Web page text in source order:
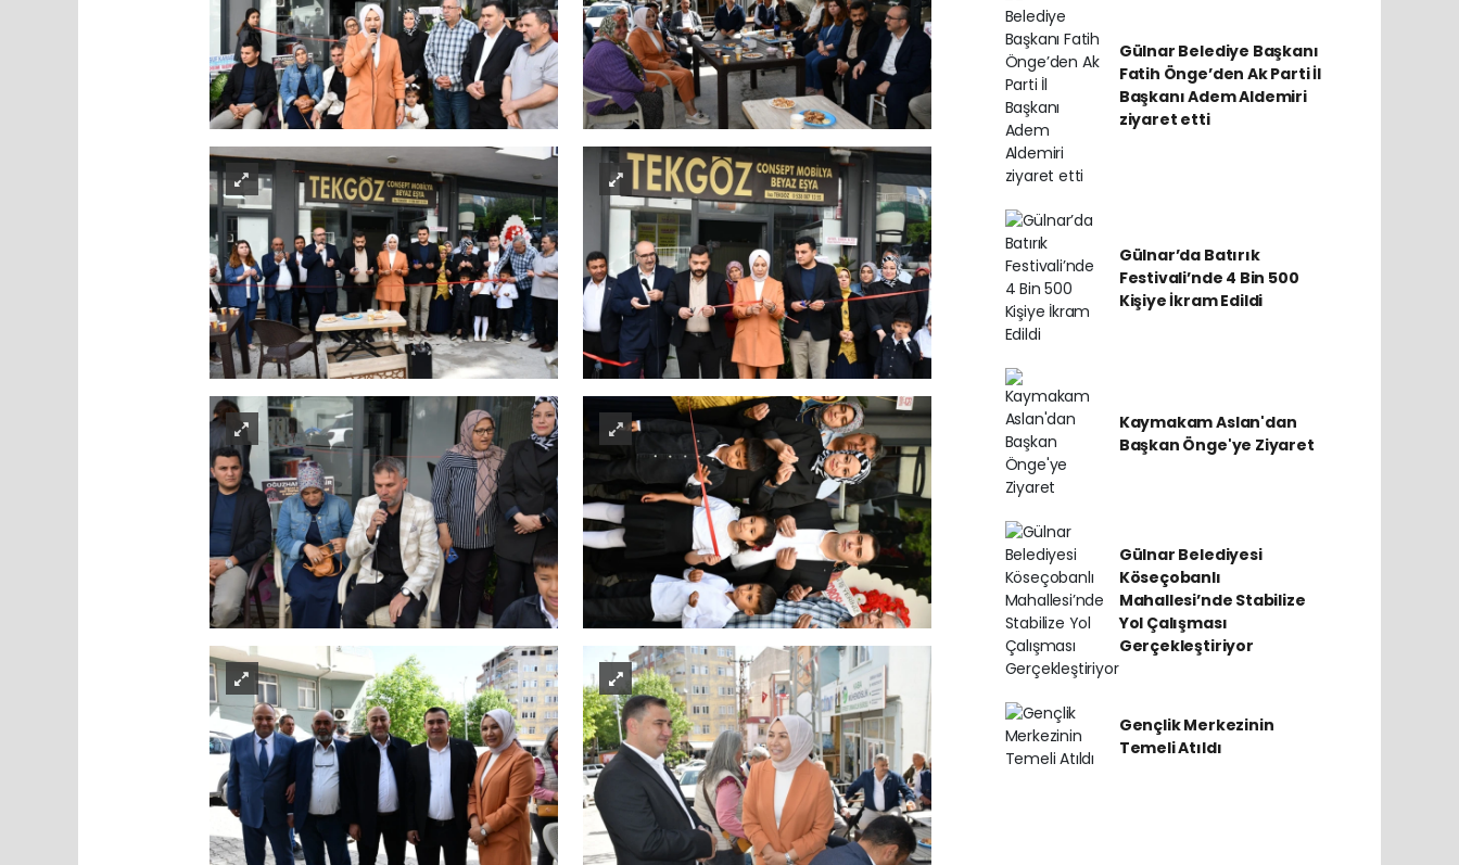
Gülnar Belediye Başkanı
Fatih Önge’den Ak Parti İl
Başkanı Adem Aldemiri
ziyaret etti
Gülnar’da Batırık
Festivali’nde 4 Bin 500
Kişiye İkram Edildi
Kaymakam Aslan'dan
Başkan Önge'ye Ziyaret
Gülnar Belediyesi
Köseçobanlı
Mahallesi’nde Stabilize
Yol Çalışması
Gerçekleştiriyor
Gençlik Merkezinin
Temeli Atıldı